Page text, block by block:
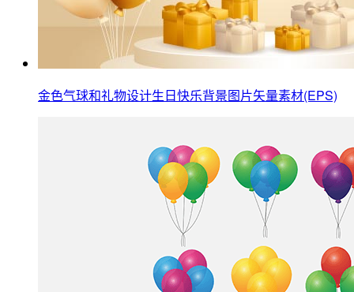
金色气球和礼物设计生日快乐背景图片矢量素材(EPS)